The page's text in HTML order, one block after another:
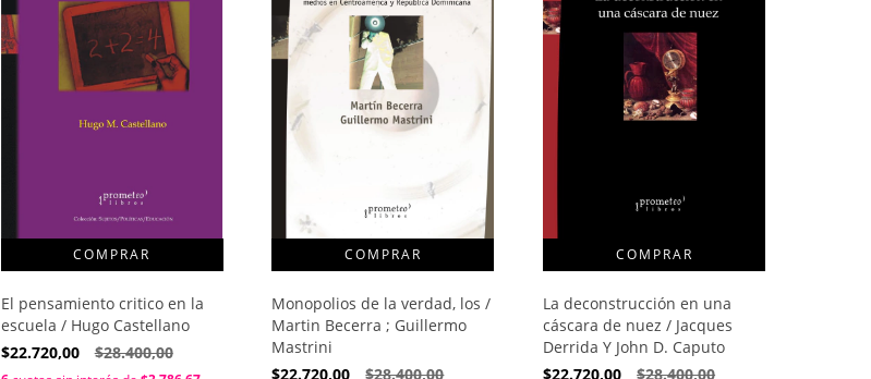
El pensamiento critico en la
escuela / Hugo Castellano
$22.720,00
$28.400,00
Monopolios de la verdad, los /
Martin Becerra ; Guillermo
Mastrini
$22.720,00
$28.400,00
La deconstrucción en una
cáscara de nuez / Jacques
Derrida Y John D. Caputo
$22.720,00
$28.400,00